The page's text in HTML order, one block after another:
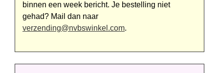
binnen een week bericht. Je bestelling niet
gehad? Mail dan naar
verzending@nvbswinkel.com.